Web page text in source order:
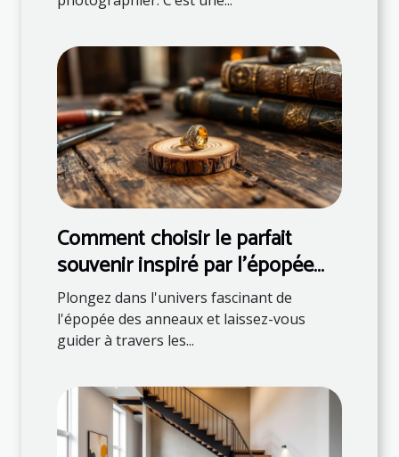
Comment choisir le parfait
souvenir inspiré par l'épopée
des anneaux ?
Plongez dans l'univers fascinant de
l'épopée des anneaux et laissez-vous
guider à travers les...